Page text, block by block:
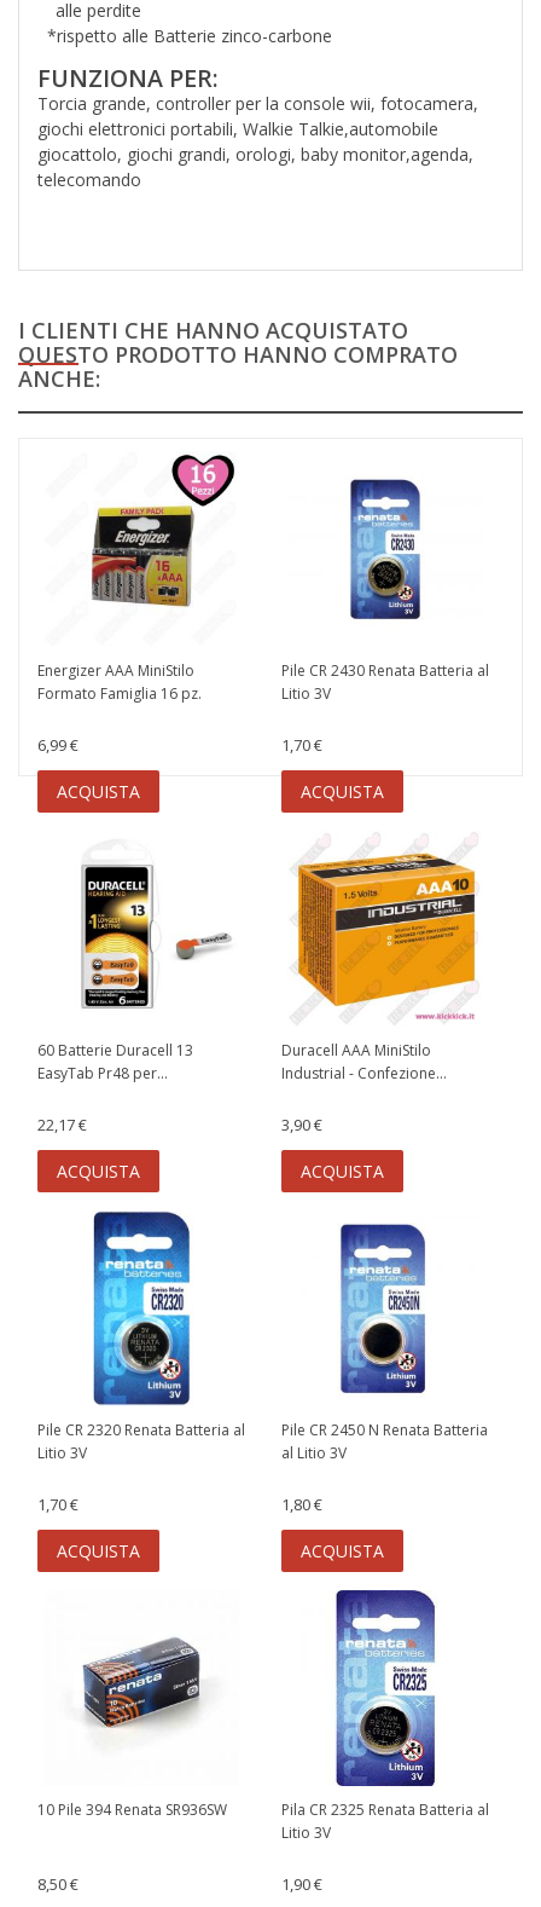
alle perdite
*rispetto alle Batterie zinco-carbone
FUNZIONA PER:
Torcia grande, controller per la console wii, fotocamera,
giochi elettronici portabili, Walkie Talkie,automobile
giocattolo, giochi grandi, orologi, baby monitor,agenda,
telecomando
I CLIENTI CHE HANNO ACQUISTATO
QUESTO PRODOTTO HANNO COMPRATO
ANCHE:
Energizer AAA MiniStilo
Formato Famiglia 16 pz.
6,99 €
ACQUISTA
Pile CR 2430 Renata Batteria al
Litio 3V
1,70 €
ACQUISTA
60 Batterie Duracell 13
EasyTab Pr48 per...
22,17 €
ACQUISTA
Duracell AAA MiniStilo
Industrial - Confezione...
3,90 €
ACQUISTA
Pile CR 2320 Renata Batteria al
Litio 3V
1,70 €
ACQUISTA
Pile CR 2450 N Renata Batteria
al Litio 3V
1,80 €
ACQUISTA
10 Pile 394 Renata SR936SW
8,50 €
Pila CR 2325 Renata Batteria al
Litio 3V
1,90 €